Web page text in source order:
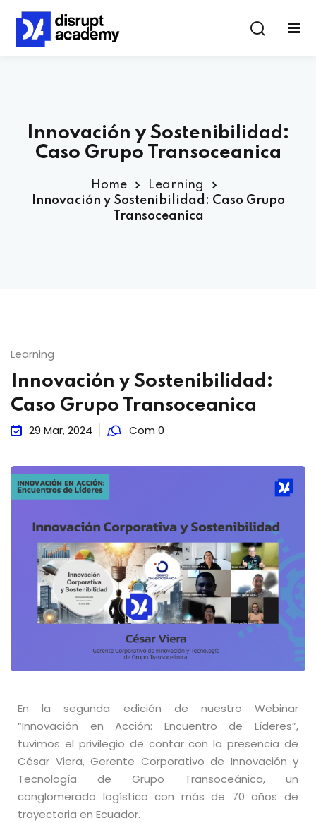
Innovación y Sostenibilidad:
Caso Grupo Transoceanica
Home
Learning
Innovación y Sostenibilidad: Caso Grupo
Transoceanica
Learning
Innovación y Sostenibilidad:
Caso Grupo Transoceanica
29 Mar, 2024 Com 0
En la segunda edición de nuestro Webinar
“Innovación en Acción: Encuentro de Líderes”,
tuvimos el privilegio de contar con la presencia de
César Viera, Gerente Corporativo de Innovación y
Tecnología de Grupo Transoceánica, un
conglomerado logístico con más de 70 años de
trayectoria en Ecuador.